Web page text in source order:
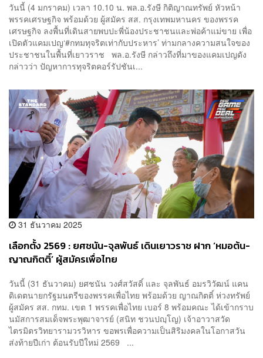
วันนี้ (4 มกราคม) เวลา 10.10 น. พล.อ.รังษี กิติญาณทรัพย์ หัวหน้า
พรรคเศรษฐกิจ พร้อมด้วย ผู้สมัคร สส. กรุงเทพมหานคร ของพรรค
เศรษฐกิจ ลงพื้นที่เดินสายพบปะพี่น้องประชาชนและพ่อค้าแม่ขาย เพื่อ
เปิดตัวแคมเปญ‘#กทมทุจริตเท่ากับประหาร’ ท่ามกลางความสนใจของ
ประชาชนในพื้นที่เยาวราช พล.อ.รังษี กล่าวถึงที่มาของแคมเปญดัง
กล่าวว่า ปัญหาการทุจริตคอร์รัปชันเ...
31 ธันวาคม 2025
เลือกตั้ง 2569 : ยศชนัน-จุลพันธ์ เดินเยาวราช ฝาก ‘หมอต้น-
ญาณกิตติ์’ ผู้สมัครเพื่อไทย
วันนี้ (31 ธันวาคม) ยศชนัน วงศ์สวัสดิ์ และ จุลพันธ์ อมรวิวัฒน์ แคน
ดิเดตนายกรัฐมนตรีของพรรคเพื่อไทย พร้อมด้วย ญาณกิตติ์ ห่วงทรัพย์
ผู้สมัคร สส. กทม. เขต 1 พรรคเพื่อไทย เบอร์ 8 พร้อมคณะ ได้เข้ากราบ
นมัสการสมเด็จพระพุฒาจารย์ (สนิท ชวนปญฺโญ) เจ้าอาวาสวัด
ไตรมิตรวิทยารามวรวิหาร ขอพรเพื่อความเป็นสิริมงคลในโอกาสวัน
ส่งท้ายปีเก่า ต้อนรับปีใหม่ 2569 ...